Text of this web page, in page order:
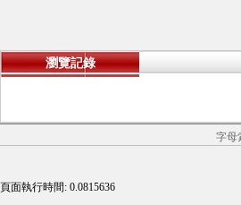
瀏覽記錄
字母
頁面執行時間: 0.0815636